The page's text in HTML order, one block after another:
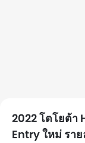
2022 โตโยต้า
Entry ใหม่ ราย